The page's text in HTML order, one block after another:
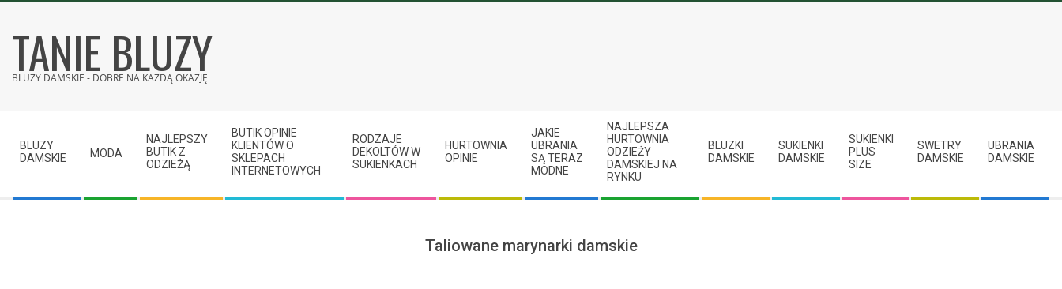
content
TANIE BLUZY
BLUZY DAMSKIE - DOBRE NA KAŻDĄ OKAZJĘ
Navigation
Menu
BLUZY
DAMSKIE
MODA
NAJLEPSZY
BUTIK Z
ODZIEŻĄ
BUTIK OPINIE
KLIENTÓW O
SKLEPACH
INTERNETOWYCH
RODZAJE
DEKOLTÓW W
SUKIENKACH
HURTOWNIA
OPINIE
JAKIE
UBRANIA
SĄ TERAZ
MODNE
NAJLEPSZA
HURTOWNIA
ODZIEŻY
DAMSKIEJ NA
RYNKU
BLUZKI
DAMSKIE
SUKIENKI
DAMSKIE
SUKIENKI
PLUS
SIZE
SWETRY
DAMSKIE
UBRANIA
DAMSKIE
Taliowane marynarki damskie